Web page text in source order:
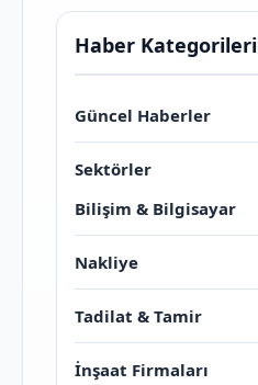
Haber Kategorileri
Güncel Haberler
Sektörler
Bilişim & Bilgisayar
Nakliye
Tadilat & Tamir
İnşaat Firmaları